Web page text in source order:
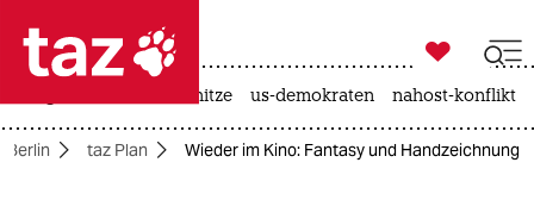
 taz zahl ich
taz zahl ich

taz zahl ich
hitze us-demokraten nahost-konflikt
Berlin taz Plan Wieder im Kino: Fantasy und Handzeichnung